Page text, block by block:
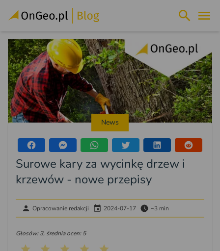
News
Surowe kary za wycinkę drzew i
krzewów - nowe przepisy
Opracowanie redakcji 2024-07-17 ~3 min
Głosów: 3, średnia ocen: 5